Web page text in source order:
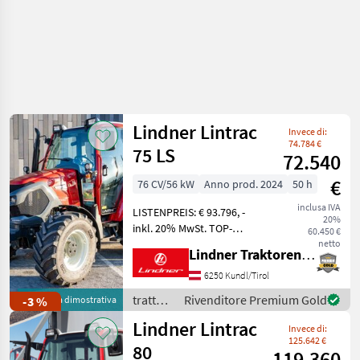
-3 %
Macchina dimostrativa
Lindner Lintrac
75 LS
Invece di:
74.784 €
72.540
€
inclusa IVA
20%
60.450 €
netto
76 CV/56 kW Anno prod. 2024
50 h
LISTENPREIS: € 93.796, -
inkl. 20% MwSt. TOP-
Kipperleitungen + 1
Rücklauf, Hydraulik
Zusatztank,
Kabinenfederung, 420/85-
R30 Mitas AC85 - 375/70-R20
M
Lindner Traktorenwerk GesmbH
6250 Kundl/Tirol
trattori
/
Lindner
Rivenditore Premium Gold
Lindner Lintrac
80
Invece di:
125.642 €